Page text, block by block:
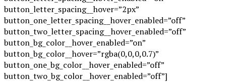
button_letter_spacing__hover=”2px”
button_one_letter_spacing__hover_enabled=”off”
button_two_letter_spacing__hover_enabled=”off”
button_bg_color__hover_enabled=”on”
button_bg_color__hover=”rgba(0,0,0,0.7)”
button_one_bg_color__hover_enabled=”off”
button_two_bg_color__hover_enabled=”off”]